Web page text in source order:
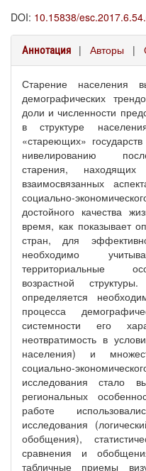
DOI: 10.15838/
Аннотация | Авторы |
Старение населения
демографических
доли и численности
в структуре
«стареющих»
нивелированию
старения,
взаимосвязанных
социально-
достойного качества
время, как показывает
стран, для
необходимо
территориальные
возрастной
определяется
процесса
системности его
неотвратимость в
населения) и
социально-
исследования стало
региональных
работе
исследования
обобщения),
сравнения и
табличные приемы